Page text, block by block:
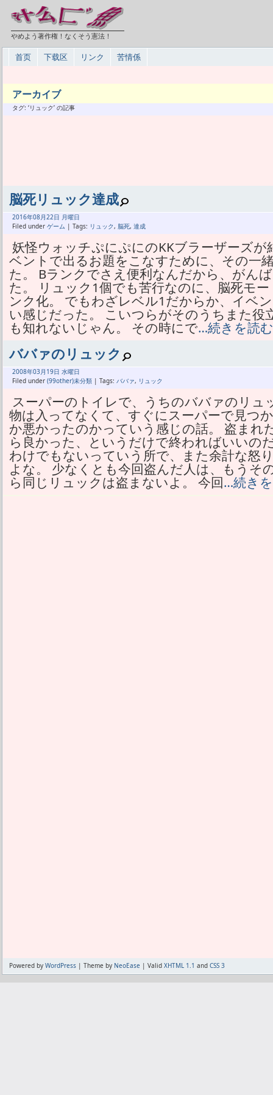
やめよう著作権！なくそう憲法！
首页 下载区 リンク 苦情係
アーカイブ
タグ: ‘リュック’ の記事
脳死リュック達成
2016年08月22日 月曜日
Filed under ゲーム | Tags: リュック, 脳死, 達成
妖怪ウォッチぷにぷにのKKブラーザーズ
ベントで出るお題をこなすために、その一
た。 Bランクでさえ便利なんだから、がん
た。 リュック1個でも苦行なのに、脳死モ
ンク化。 でもわざレベル1だからか、イベ
い感じだった。 こいつらがそのうちまた
も知れないじゃん。 その時にで…続きを読む
ババァのリュック
2008年03月 19日 水曜日
Filed under (99other)未分類 | Tags: ババァ, リュック
スーパーのトイレで、うちのババァのリュ
物は入ってなくて、すぐにスーパーで見つ
か悪かったのかっていう感じの話。 盗まれ
ら良かった、というだけで終わればいいの
わけでもないっていう所で、また余計な怒
よな。 少なくとも今回盗んだ人は、もうそ
ら同じリュックは盗まないよ。 今回…続き
Powered by WordPress | Theme by NeoEase | Valid XHTML 1.1 and CSS 3